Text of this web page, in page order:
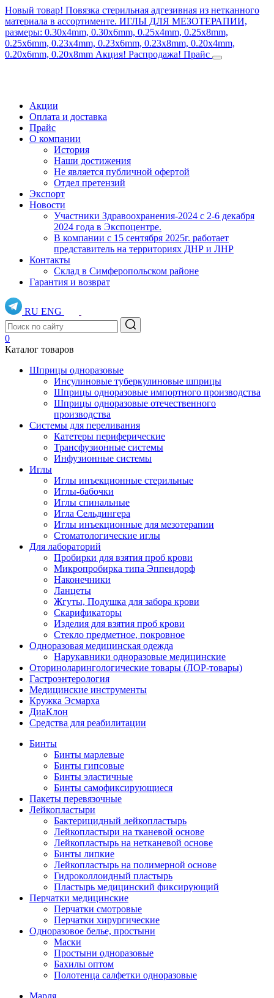
Новый товар! Повязка стерильная адгезивная из нетканного
материала в ассортименте. ИГЛЫ ДЛЯ МЕЗОТЕРАПИИ,
размеры: 0.30x4mm, 0.30x6mm, 0.25x4mm, 0.25x8mm,
0.25x6mm, 0.23x4mm, 0.23x6mm, 0.23x8mm, 0.20x4mm,
0.20x6mm, 0.20x8mm Акция! Распродажа! Прайс
Акции
Оплата и доставка
Прайс
О компании
История
Наши достижения
Не является публичной офертой
Отдел претензий
Экспорт
Новости
Участники Здравоохранения-2024 с 2-6 декабря
2024 года в Экспоцентре.
В компании с 15 сентября 2025г. работает
представитель на территориях ДНР и ЛНР
Контакты
Склад в Симферопольском районе
Гарантия и возврат
RU ENG
0
Каталог товаров
Шприцы одноразовые
Инсулиновые туберкулиновые шприцы
Шприцы одноразовые импортного производства
Шприцы одноразовые отечественного
производства
Системы для переливания
Катетеры периферические
Трансфузионные системы
Инфузионные системы
Иглы
Иглы инъекционные стерильные
Иглы-бабочки
Иглы спинальные
Игла Сельдингера
Иглы инъекционные для мезотерапии
Стоматологические иглы
Для лабораторий
Пробирки для взятия проб крови
Микропробирка типа Эппендорф
Наконечники
Ланцеты
Жгуты, Подушка для забора крови
Скарификаторы
Изделия для взятия проб крови
Стекло предметное, покровное
Одноразовая медицинская одежда
Нарукавники одноразовые медицинские
Оториноларингологические товары (ЛОР-товары)
Гастроэнтерология
Медицинские инструменты
Кружка Эсмарха
ДиаКлон
Средства для реабилитации
Бинты
Бинты марлевые
Бинты гипсовые
Бинты эластичные
Бинты самофиксирующиеся
Пакеты перевязочные
Лейкопластыри
Бактерицидный лейкопластырь
Лейкопластыри на тканевой основе
Лейкопластырь на нетканевой основе
Бинты липкие
Лейкопластырь на полимерной основе
Гидроколлоидный пластырь
Пластырь медицинский фиксирующий
Перчатки медицинские
Перчатки смотровые
Перчатки хирургические
Одноразовое белье, простыни
Маски
Простыни одноразовые
Бахилы оптом
Полотенца салфетки одноразовые
Марля